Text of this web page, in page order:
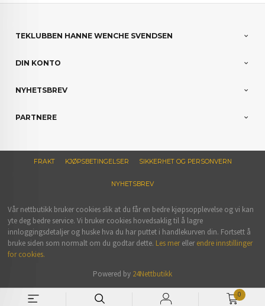
0
TEKLUBBEN HANNE WENCHE SVENDSEN
DIN KONTO
NYHETSBREV
PARTNERE
FRAKT KJØPSBETINGELSER SIKKERHET OG PERSONVERN
NYHETSBREV
Vår nettbutikk bruker cookies slik at du får en bedre kjøpsopplevelse og vi kan
yte deg bedre service. Vi bruker cookies hovedsaklig til å lagre
innloggingsdetaljer og huske hva du har puttet i handlekurven din. Fortsett å
bruke siden som normalt om du godtar dette. Les merellerendre innstillinger
for cookies.
Powered by 24Nettbutikk